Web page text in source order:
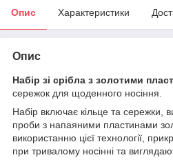
Опис Характеристики
Опис
Набір зі срібла з золотими
сережок для щоденного носіння.
Набір включає кільце та сережки,
проби з напаяними пластинами
використанню цієї технології,
при тривалому носінні та